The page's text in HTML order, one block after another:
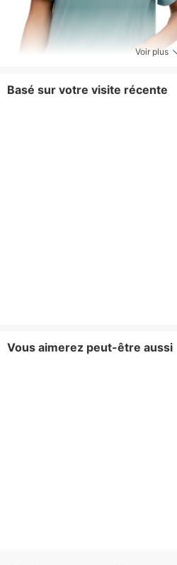
Voir plus
Basé sur votre visite récente
Vous aimerez peut-être aussi